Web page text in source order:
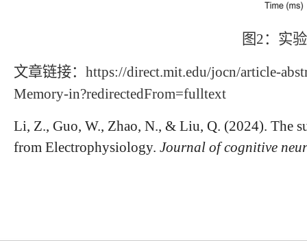
图2：实验
文章链接： https://direct.mit.edu/jocn/article-
Memory-in?redirectedFrom=fulltext
Li, Z., Guo, W., Zhao, N., & Liu, Q. (2024). The
from Electrophysiology. Journal of cognitive